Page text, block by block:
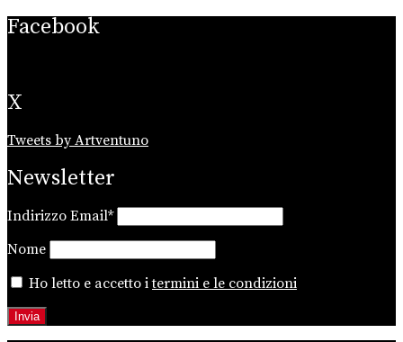
Facebook
X
Tweets by Artventuno
Newsletter
Indirizzo Email*
Nome
Ho letto e accetto itermini e le condizioni